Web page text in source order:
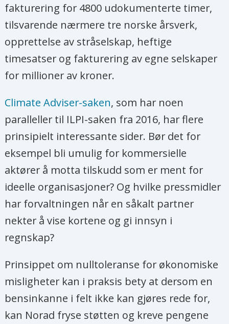
fakturering for 4800 udokumenterte timer,
tilsvarende nærmere tre norske årsverk,
opprettelse av stråselskap, heftige
timesatser og fakturering av egne selskaper
for millioner av kroner.
Climate Adviser-saken, som har noen
paralleller til ILPI-saken fra 2016, har flere
prinsipielt interessante sider. Bør det for
eksempel bli umulig for kommersielle
aktører å motta tilskudd som er ment for
ideelle organisasjoner? Og hvilke pressmidler
har forvaltningen når en såkalt partner
nekter å vise kortene og gi innsyn i
regnskap?
Prinsippet om nulltoleranse for økonomiske
misligheter kan i praksis bety at dersom en
bensinkanne i felt ikke kan gjøres rede for,
kan Norad fryse støtten og kreve pengene